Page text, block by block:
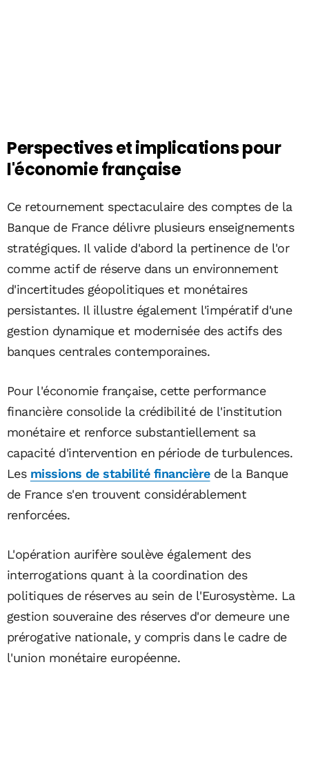
Perspectives et implications pour
l'économie française
Ce retournement spectaculaire des comptes de la
Banque de France délivre plusieurs enseignements
stratégiques. Il valide d'abord la pertinence de l'or
comme actif de réserve dans un environnement
d'incertitudes géopolitiques et monétaires
persistantes. Il illustre également l'impératif d'une
gestion dynamique et modernisée des actifs des
banques centrales contemporaines.
Pour l'économie française, cette performance
financière consolide la crédibilité de l'institution
monétaire et renforce substantiellement sa
capacité d'intervention en période de turbulences.
Les missions de stabilité financièrede la Banque
de France s'en trouvent considérablement
renforcées.
L'opération aurifère soulève également des
interrogations quant à la coordination des
politiques de réserves au sein de l'Eurosystème. La
gestion souveraine des réserves d'or demeure une
prérogative nationale, y compris dans le cadre de
l'union monétaire européenne.